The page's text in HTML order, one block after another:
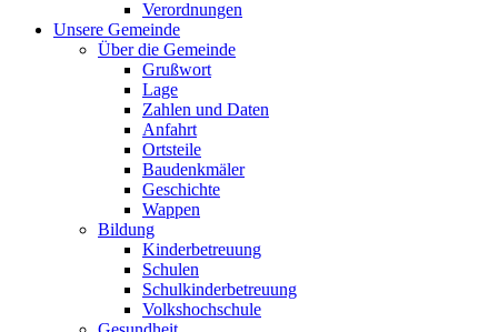
Verordnungen
Unsere Gemeinde
Über die Gemeinde
Grußwort
Lage
Zahlen und Daten
Anfahrt
Ortsteile
Baudenkmäler
Geschichte
Wappen
Bildung
Kinderbetreuung
Schulen
Schulkinderbetreuung
Volkshochschule